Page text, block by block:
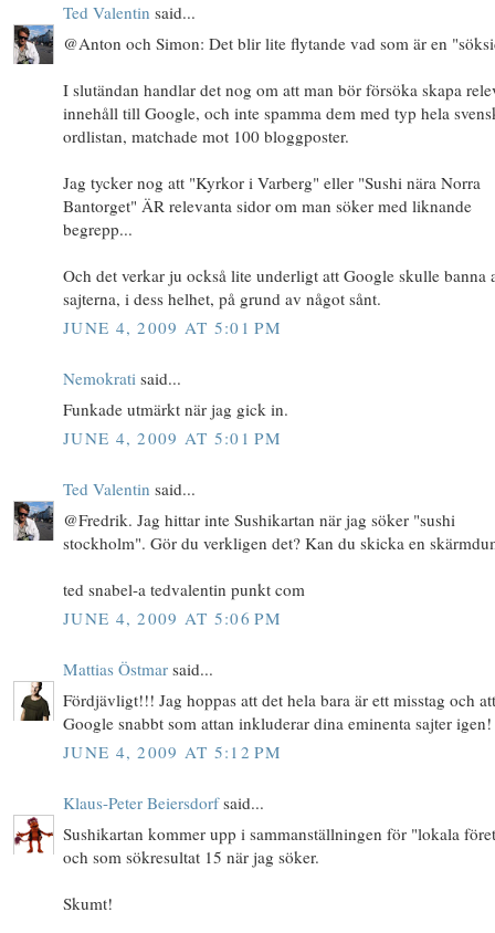
Ted Valentin said...
@Anton och Simon: Det blir lite flytande vad som är en
I slutändan handlar det nog om att man bör försöka skapa
innehåll till Google, och inte spamma dem med typ hela
ordlistan, matchade mot 100 bloggposter.
Jag tycker nog att "Kyrkor i Varberg" eller "Sushi nära Norra
Bantorget" ÄR relevanta sidor om man söker med liknande
begrepp...
Och det verkar ju också lite underligt att Google skulle banna
sajterna, i dess helhet, på grund av något sånt.
JUNE 4, 2009 AT 5:01 PM
Nemokrati said...
Funkade utmärkt när jag gick in.
JUNE 4, 2009 AT 5:01 PM
Ted Valentin said...
@Fredrik. Jag hittar inte Sushikartan när jag söker "sushi
stockholm". Gör du verkligen det? Kan du skicka en
ted snabel-a tedvalentin punkt com
JUNE 4, 2009 AT 5:06 PM
Mattias Östmar said...
Fördjävligt!!! Jag hoppas att det hela bara är ett misstag och att
Google snabbt som attan inkluderar dina eminenta sajter igen!
JUNE 4, 2009 AT 5:12 PM
Klaus-Peter Beiersdorfsaid...
Sushikartan kommer upp i sammanställningen för "lokala
och som sökresultat 15 när jag söker.
Skumt!